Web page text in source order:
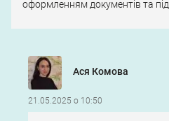
оформленням документів та
Ася Комова
21.05.2025 о 10:50